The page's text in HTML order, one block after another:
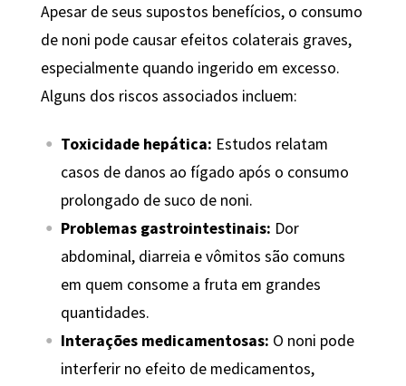
Apesar de seus supostos benefícios, o consumo
de noni pode causar efeitos colaterais graves,
especialmente quando ingerido em excesso.
Alguns dos riscos associados incluem:
Toxicidade hepática: Estudos relatam
casos de danos ao fígado após o consumo
prolongado de suco de noni.
Problemas gastrointestinais: Dor
abdominal, diarreia e vômitos são comuns
em quem consome a fruta em grandes
quantidades.
Interações medicamentosas: O noni pode
interferir no efeito de medicamentos,